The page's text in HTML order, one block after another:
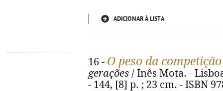
ADICIONAR À LISTA
16 - O peso da competição
gerações / Inês Mota. -
- 144, [8] p. ; 23 cm. - ISBN